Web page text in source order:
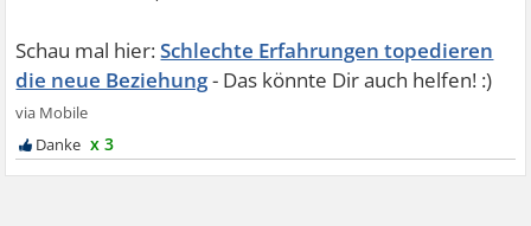
Schlechte Erfahrungen topedieren
die neue Beziehung
x 3